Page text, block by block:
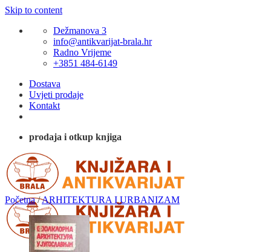
Skip to content
Dežmanova 3
info@antikvarijat-brala.hr
Radno Vrijeme
+3851 484-6149
Dostava
Uvjeti prodaje
Kontakt
prodaja i otkup knjiga
Početna /ARHITEKTURA I URBANIZAM